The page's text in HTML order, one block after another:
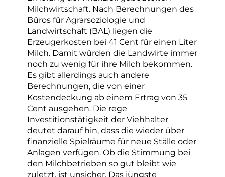
Milchwirtschaft. Nach Berechnungen des
Büros für Agrarsoziologie und
Landwirtschaft (BAL) liegen die
Erzeugerkosten bei 41 Cent für einen Liter
Milch. Damit würden die Landwirte immer
noch zu wenig für ihre Milch bekommen.
Es gibt allerdings auch andere
Berechnungen, die von einer
Kostendeckung ab einem Ertrag von 35
Cent ausgehen. Die rege
Investitionstätigkeit der Viehhalter
deutet darauf hin, dass die wieder über
finanzielle Spielräume für neue Ställe oder
Anlagen verfügen. Ob die Stimmung bei
den Milchbetrieben so gut bleibt wie
zuletzt, ist unsicher. Das jüngste